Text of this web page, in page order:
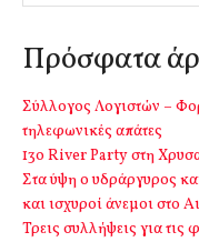
Πρόσφατα
Σύλλογος Λογιστών –
τηλεφωνικές απάτες
13o River Party στη
Στα ύψη ο υδράργυρος
και ισχυροί άνεμοι στο
Τρεις συλλήψεις για